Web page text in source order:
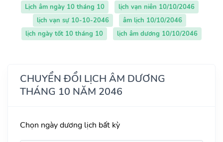
Lịch âm ngày 10 tháng 10
lịch vạn niên 10/10/2046
lịch vạn sự 10-10-2046
âm lịch 10/10/2046
lịch ngày tốt 10 tháng 10
lịch âm dương 10/10/2046
CHUYỂN ĐỔI LỊCH ÂM DƯƠNG
THÁNG 10 NĂM 2046
Chọn ngày dương lịch bất kỳ